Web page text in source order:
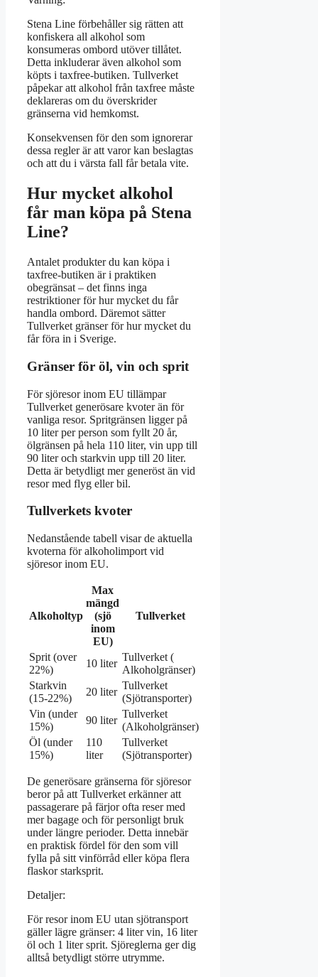
Stena Line förbehåller sig rätten att
konfiskera all alkohol som
konsumeras ombord utöver tillåtet.
Detta inkluderar även alkohol som
köpts i taxfree-butiken. Tullverket
påpekar att alkohol från taxfree måste
deklareras om du överskrider
gränserna vid hemkomst.
Konsekvensen för den som ignorerar
dessa regler är att varor kan beslagtas
och att du i värsta fall får betala vite.
Hur mycket alkohol
får man köpa på Stena
Line?
Antalet produkter du kan köpa i
taxfree-butiken är i praktiken
obegränsat – det finns inga
restriktioner för hur mycket du får
handla ombord. Däremot sätter
Tullverket gränser för hur mycket du
får föra in i Sverige.
Gränser för öl, vin och sprit
För sjöresor inom EU tillämpar
Tullverket generösare kvoter än för
vanliga resor. Spritgränsen ligger på
10 liter per person som fyllt 20 år,
ölgränsen på hela 110 liter, vin upp till
90 liter och starkvin upp till 20 liter.
Detta är betydligt mer generöst än vid
resor med flyg eller bil.
Tullverkets kvoter
Nedanstående tabell visar de aktuella
kvoterna för alkoholimport vid
sjöresor inom EU.
Alkoholtyp
Max
mängd
(sjö
inom
EU)
Tullverket
Sprit (over
22%)
10 liter
Tullverket (
Alkoholgränser)
Starkvin
(15-22%)
20 liter
Tullverket
(Sjötransporter)
Vin (under
15%)
90 liter
Tullverket
(Alkoholgränser)
Öl (under
15%)
110
liter
Tullverket
(Sjötransporter)
De generösare gränserna för sjöresor
beror på att Tullverket erkänner att
passagerare på färjor ofta reser med
mer bagage och för personligt bruk
under längre perioder. Detta innebär
en praktisk fördel för den som vill
fylla på sitt vinförråd eller köpa flera
flaskor starksprit.
Detaljer:
För resor inom EU utan sjötransport
gäller lägre gränser: 4 liter vin, 16 liter
öl och 1 liter sprit. Sjöreglerna ger dig
alltså betydligt större utrymme.